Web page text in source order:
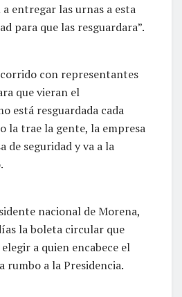
entregar las urnas a esta
para que las resguardara”.
con representantes
que vieran el
está resguardada cada
la trae la gente, la empresa
de seguridad y va a la
nacional de Morena,
la boleta circular que
a quien encabece el
rumbo a la Presidencia.